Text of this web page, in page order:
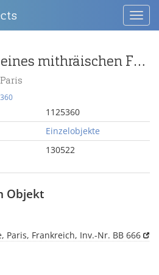
Bronzestatuette eines mithräischen Fackelträgers (Kautes, Kautopates?)
1125360
Einzelobjekte
130522
Objekt
Paris, Frankreich, Inv.-Nr. BB 666